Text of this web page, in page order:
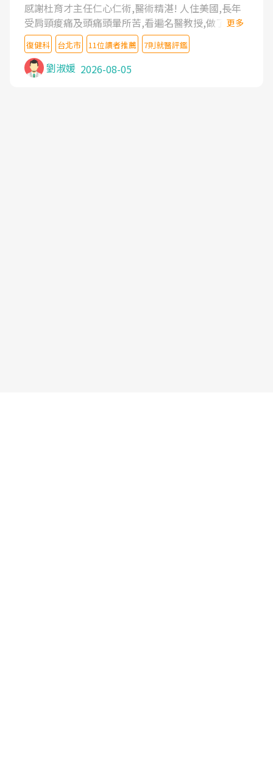
感謝杜育才主任仁心仁術,醫術精湛! 人住美國,長年
受肩頸痠痛及頭痛頭暈所苦,看遍名醫教授,做了各種
檢查,也嘗試過西醫打針,中醫針灸及物理徒手治療都
沒有用,後來連吃到嗎啡類止痛藥都效果有限,只是壓
症狀,沒多久就痛起來,多年失眠嚴重影響生活品質.
台灣親友介紹忠孝醫院杜育才主任是頸頭症候群專
更多
復健科 台北市 11位讀者推薦 7則就醫評鑑
劉淑媛 2026-08-05